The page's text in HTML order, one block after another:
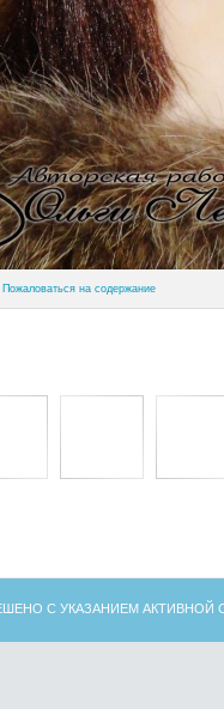
Пожаловаться на содержание
С УКАЗАНИЕМ АКТИВНОЙ